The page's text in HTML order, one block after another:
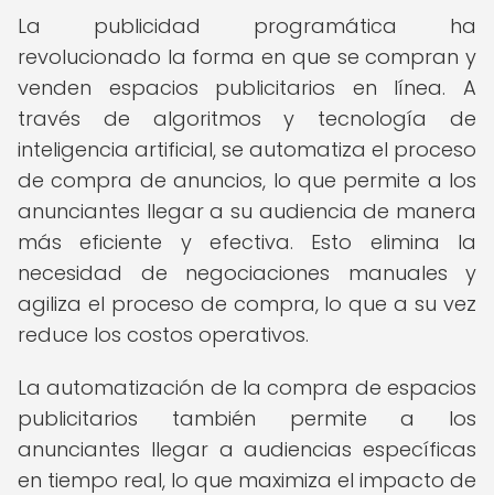
La publicidad programática ha
revolucionado la forma en que se compran y
venden espacios publicitarios en línea. A
través de algoritmos y tecnología de
inteligencia artificial, se automatiza el proceso
de compra de anuncios, lo que permite a los
anunciantes llegar a su audiencia de manera
más eficiente y efectiva. Esto elimina la
necesidad de negociaciones manuales y
agiliza el proceso de compra, lo que a su vez
reduce los costos operativos.
La automatización de la compra de espacios
publicitarios también permite a los
anunciantes llegar a audiencias específicas
en tiempo real, lo que maximiza el impacto de